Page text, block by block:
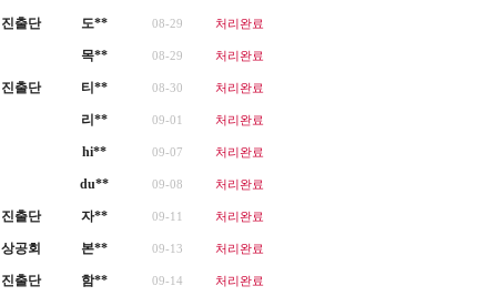
진출단 도** 08-29 처리완료
목** 08-29 처리완료
진출단 티** 08-30 처리완료
리** 09-01 처리완료
hi** 09-07 처리완료
du** 09-08 처리완료
진출단 자** 09-11 처리완료
상공회 본** 09-13 처리완료
진출단 함** 09-14 처리완료